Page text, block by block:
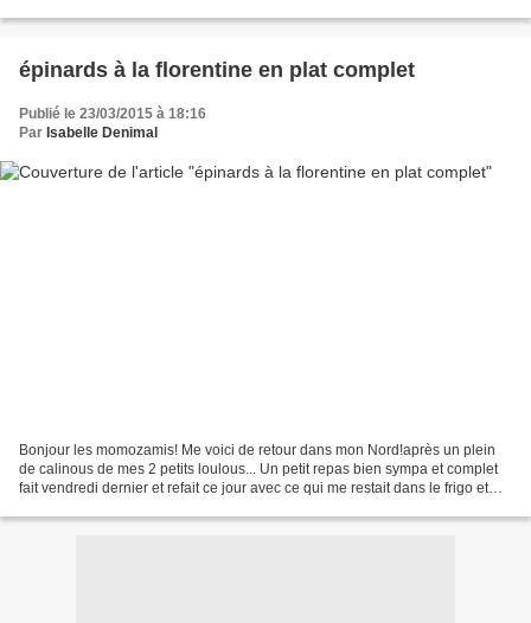
épinards à la florentine en plat complet
Publié le 23/03/2015 à 18:16
Par Isabelle Denimal
Bonjour les momozamis! Me voici de retour dans mon Nord!après un plein
de calinous de mes 2 petits loulous... Un petit repas bien sympa et complet
fait vendredi dernier et refait ce jour avec ce qui me restait dans le frigo et